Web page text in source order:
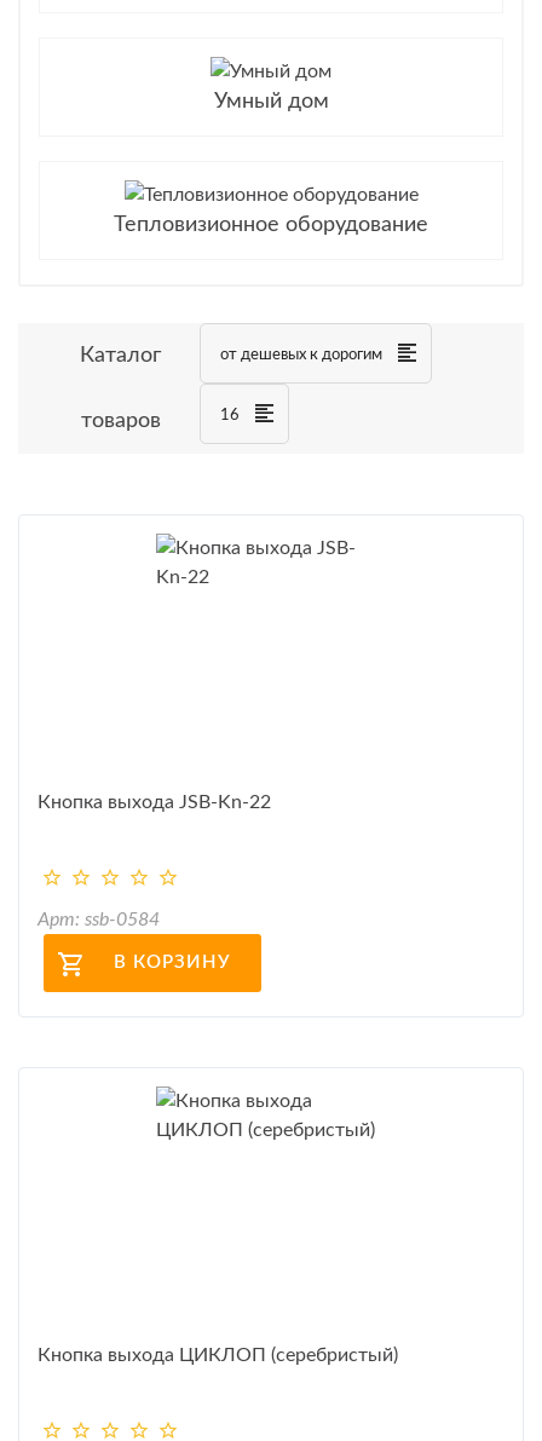
Умный дом
Тепловизионное оборудование
Каталог
товаров
от дешевых к дорогим
16
Кнопка выхода JSB-Kn-22
Арт: ssb-0584
В КОРЗИНУ
Кнопка выхода ЦИКЛОП (серебристый)